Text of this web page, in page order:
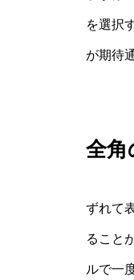
を選択
が期待
全角
ずれて
ること
ルで一